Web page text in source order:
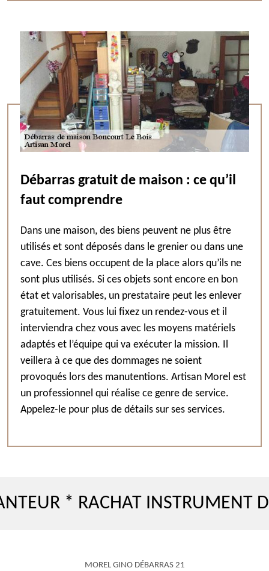
Débarras gratuit de maison : ce qu’il
faut comprendre
Dans une maison, des biens peuvent ne plus être
utilisés et sont déposés dans le grenier ou dans une
cave. Ces biens occupent de la place alors qu’ils ne
sont plus utilisés. Si ces objets sont encore en bon
état et valorisables, un prestataire peut les enlever
gratuitement. Vous lui fixez un rendez-vous et il
interviendra chez vous avec les moyens matériels
adaptés et l’équipe qui va exécuter la mission. Il
veillera à ce que des dommages ne soient
provoqués lors des manutentions. Artisan Morel est
un professionnel qui réalise ce genre de service.
Appelez-le pour plus de détails sur ses services.
RACHAT INSTRUMENT DE
MOREL GINO DÉBARRAS 21